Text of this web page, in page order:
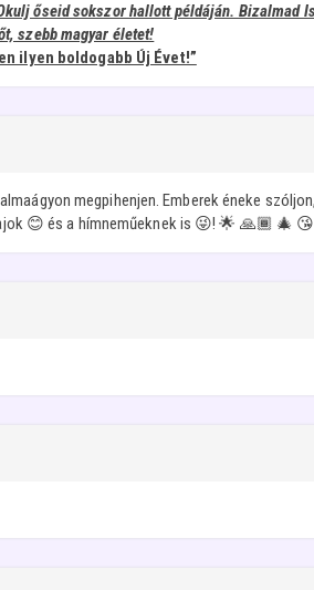
őseid sokszor hallott példáján. Bizalmad
szebb magyar életet!
ilyen boldogabb Új Évet!”
megpihenjen. Emberek éneke
😊 és a hímneműeknek is 😜! 🌟 🙏🏾 🎄 😘